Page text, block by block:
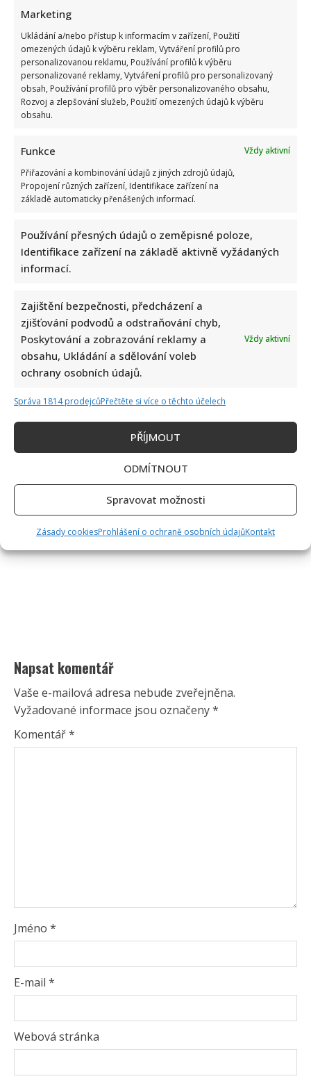
Marketing
Ukládání a/nebo přístup k informacím v zařízení, Použití
omezených údajů k výběru reklam, Vytváření profilů pro
personalizovanou reklamu, Používání profilů k výběru
personalizované reklamy, Vytváření profilů pro personalizovaný
obsah, Používání profilů pro výběr personalizovaného obsahu,
Rozvoj a zlepšování služeb, Použití omezených údajů k výběru
obsahu.
Funkce
Vždy aktivní
Přiřazování a kombinování údajů z jiných zdrojů údajů,
Propojení různých zařízení, Identifikace zařízení na
základě automaticky přenášených informací.
Používání přesných údajů o zeměpisné poloze,
Identifikace zařízení na základě aktivně vyžádaných
informací.
Zajištění bezpečnosti, předcházení a
zjišťování podvodů a odstraňování chyb,
Poskytování a zobrazování reklamy a
obsahu, Ukládání a sdělování voleb
ochrany osobních údajů.
Vždy aktivní
Správa 1814 prodejcůPřečtěte si více o těchto účelech
PŘÍJMOUT
ODMÍTNOUT
Spravovat možnosti
Zásady cookiesProhlášení o ochraně osobních údajůKontakt
Napsat komentář
Vaše e-mailová adresa nebude zveřejněna.
Vyžadované informace jsou označeny*
Komentář*
Jméno *
E-mail *
Webová stránka